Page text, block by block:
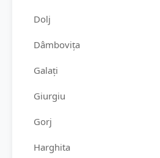
Dolj
Dâmbovița
Galați
Giurgiu
Gorj
Harghita